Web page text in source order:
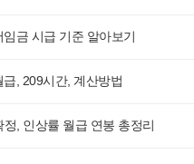
금 시급 기준 알아보기
, 209시간, 계산방법
, 인상률 월급 연봉 총정리